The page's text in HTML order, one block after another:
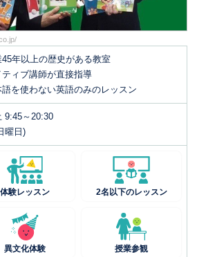
45年以上の歴史がある教室
ティブ講師が直接指導
語を使わない英語のみのレッスン
9:45～20:30
曜日)
体験レッスン 2名以下のレッスン
異文化体験 授業参観